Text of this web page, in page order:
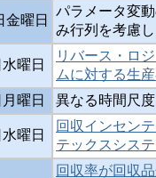
金曜日
パラメータ変
み行列を考慮
曜日
リバース・ロ
ムに対する生
曜日
異なる時間尺
曜日
回収インセン
テックスシス
回収率が回収